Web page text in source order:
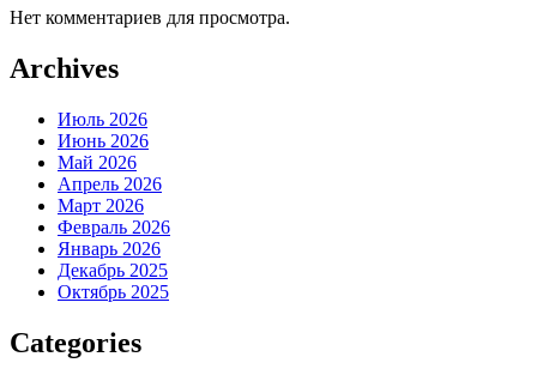
Нет комментариев для просмотра.
Archives
Июль 2026
Июнь 2026
Май 2026
Апрель 2026
Март 2026
Февраль 2026
Январь 2026
Декабрь 2025
Октябрь 2025
Categories